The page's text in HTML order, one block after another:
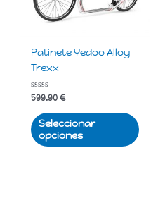
Patinete Yedoo Alloy
Trexx
Valorado
de
5
599,90€
Seleccionar
opciones
página